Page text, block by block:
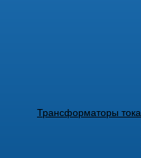
Трансформаторы тока